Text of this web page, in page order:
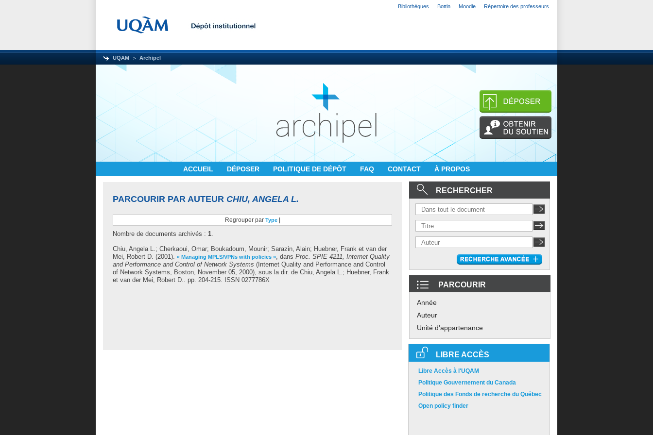
Bibliothèques Bottin Moodle Répertoire des professeurs
UQAM Archipel
ACCUEIL DÉPOSER POLITIQUE DE DÉPÔT FAQ CONTACT À PROPOS
PARCOURIR PAR AUTEUR CHIU, ANGELA L.
Regrouper par Type
Nombre de documents archivés : 1.
Chiu, Angela L.; Cherkaoui, Omar; Boukadoum, Mounir; Sarazin, Alain; Huebner, Frank et van der
Mei, Robert D. (2001). « Managing MPLS/VPNs with policies », dans Proc. SPIE 4211, Internet Quality
and Performance and Control of Network Systems (Internet Quality and Performance and Control
of Network Systems, Boston, November 05, 2000), sous la dir. de Chiu, Angela L.; Huebner, Frank
et van der Mei, Robert D.. pp. 204-215. ISSN 0277786X
RECHERCHER
PARCOURIR
Année
Auteur
Unité d'appartenance
LIBRE ACCÈS
Libre Accès à l'UQAM
Politique Gouvernement du Canada
Politique des Fonds de recherche du Québec
Open policy finder